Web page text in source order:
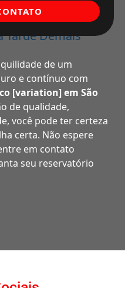
Tarde Demais
de um
e contínuo com
[variation] em São
de qualidade,
você pode ter certeza
certa. Não espere
em contato
seu reservatório